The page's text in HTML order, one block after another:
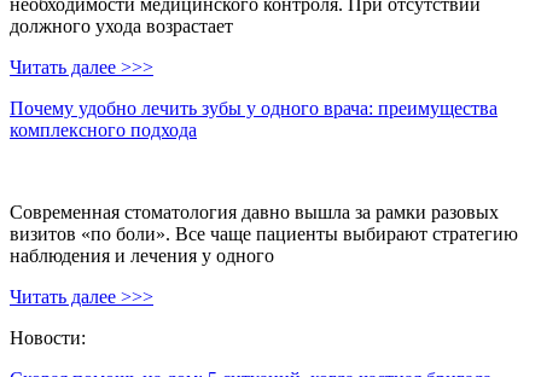
необходимости медицинского контроля. При отсутствии
должного ухода возрастает
Читать далее >>>
Почему удобно лечить зубы у одного врача: преимущества
комплексного подхода
Современная стоматология давно вышла за рамки разовых
визитов «по боли». Все чаще пациенты выбирают стратегию
наблюдения и лечения у одного
Читать далее >>>
Новости: